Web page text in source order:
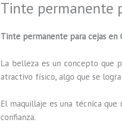
Tinte permanente
Tinte permanente para cejas en
La belleza es un concepto que
atractivo físico, algo que se
El maquillaje es una técnica
confianza.